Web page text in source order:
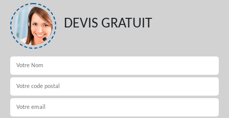
DEVIS GRATUIT